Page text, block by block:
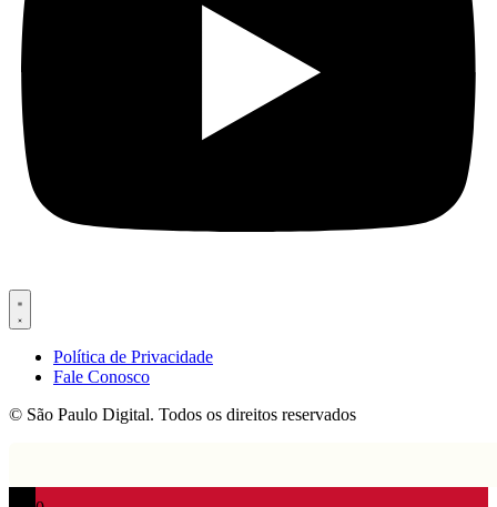
Política de Privacidade
Fale Conosco
© São Paulo Digital. Todos os direitos reservados